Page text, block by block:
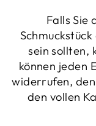
Falls Sie
sein sollten,
können jeden
widerrufen, den
den vollen